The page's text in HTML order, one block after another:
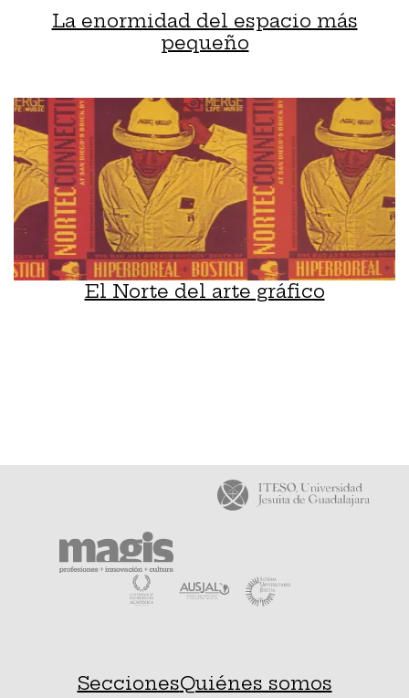
La enormidad del espacio más
pequeño
El Norte del arte gráfico
SeccionesQuiénes somos